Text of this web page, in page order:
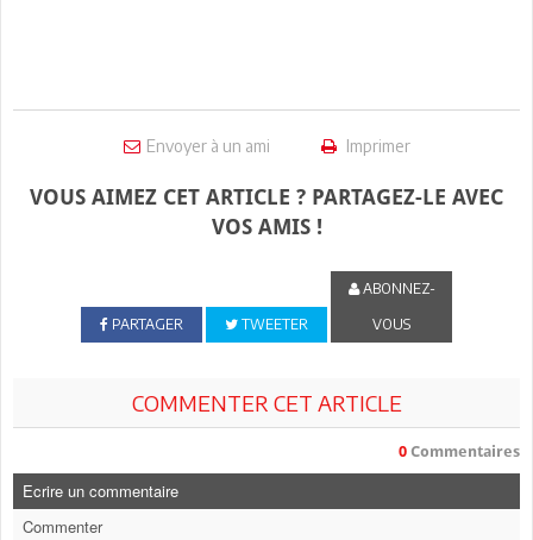
Envoyer à un ami Imprimer
VOUS AIMEZ CET ARTICLE ? PARTAGEZ-LE AVEC
VOS AMIS !
PARTAGER TWEETER
ABONNEZ-
VOUS
COMMENTER CET ARTICLE
0 Commentaires
Ecrire un commentaire
Commenter